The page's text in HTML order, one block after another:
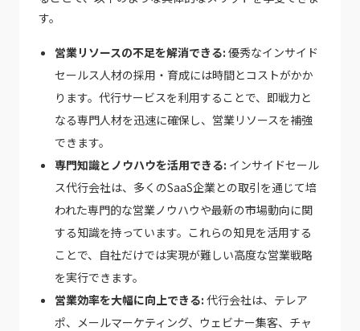
す。
営業リソースの不足を解消できる: 優秀なインサイド
セールス人材の採用・育成には時間とコストがかか
ります。代行サービスを利用することで、即戦力と
なる専門人材を迅速に確保し、営業リソースを補強
できます。
専門知識とノウハウを活用できる: インサイドセール
ス代行会社は、多くのSaaS企業との取引を通じて培
われた専門的な営業ノウハウや最新の市場動向に関
する知識を持っています。これらの知見を活用する
ことで、自社だけでは実現が難しい高度な営業戦略
を実行できます。
営業効率を大幅に向上できる: 代行会社は、テレア
ポ、メールマーケティング、ウェビナー集客、チャ